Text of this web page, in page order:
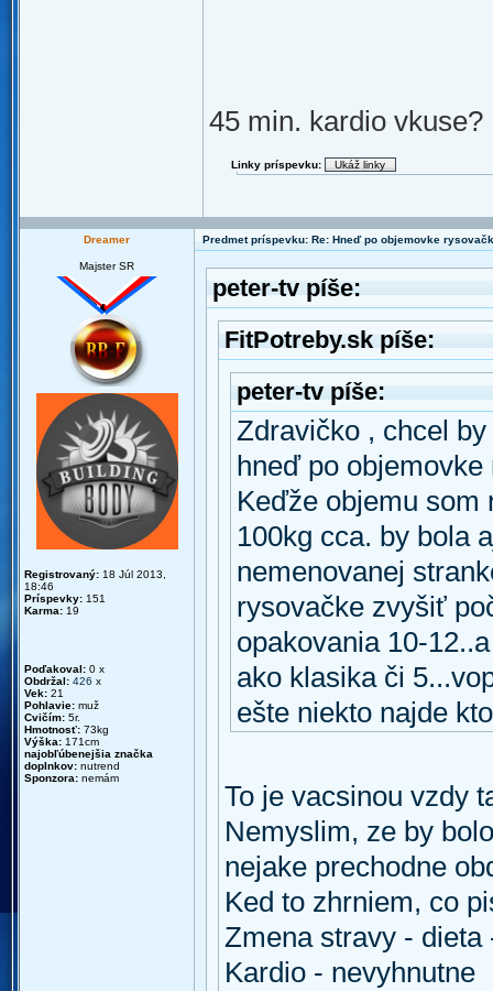
45 min. kardio
Linky príspevku:
Dreamer Predmet príspevku: Re: Hneď po objemovke
Majster SR
Registrovaný: 18 Júl 2013,
18:46
Príspevky: 151
Karma: 19
Poďakoval: 0 x
Obdržal: 426 x
Vek: 21
Pohlavie: muž
Cvičím: 5r.
Hmotnosť: 73kg
Výška: 171cm
najobľúbenejšia značka
doplnkov: nutrend
Sponzora: nemám
peter-tv píše:
FitPotreby.sk píše:
peter-tv píše:
Zdravičko , chcel
hneď po
Keďže objemu som
100kg cca. by bola
nemenovanej
rysovačke zvyšiť
opakovania 10-
ako klasika či
ešte niekto najde
To je vacsinou vzdy
Nemyslim, ze by
nejake prechodne
Ked to zhrniem, co
Zmena stravy - dieta
Kardio - nevyhnutne